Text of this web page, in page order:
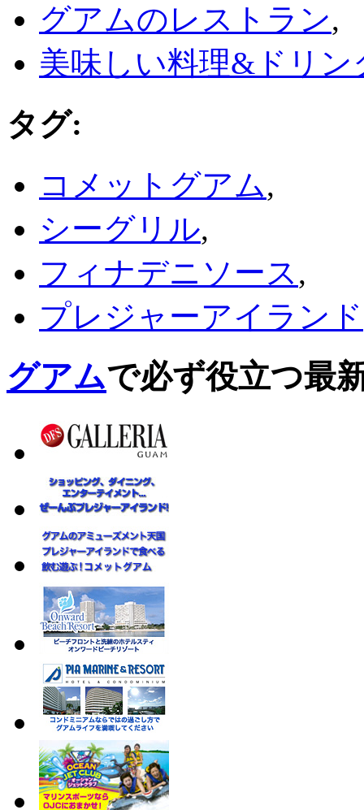
グアムのレストラン,
美味しい料理&ドリン
タグ:
コメットグアム,
シーグリル,
フィナデニソース,
プレジャーアイランド
グアムで必ず役立つ最